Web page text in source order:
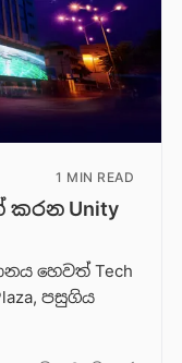
1 MIN READ
Unity
හෙවත් Tech
පසුගිය